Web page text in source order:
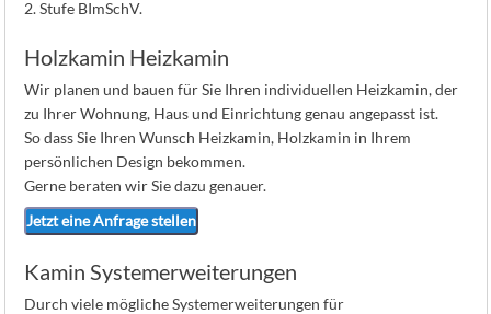
2. Stufe BImSchV.
Holzkamin Heizkamin
Wir planen und bauen für Sie Ihren individuellen Heizkamin, der
zu Ihrer Wohnung, Haus und Einrichtung genau angepasst ist.
So dass Sie Ihren Wunsch Heizkamin, Holzkamin in Ihrem
persönlichen Design bekommen.
Gerne beraten wir Sie dazu genauer.
Jetzt eine Anfrage stellen
Kamin Systemerweiterungen
Durch viele mögliche Systemerweiterungen für